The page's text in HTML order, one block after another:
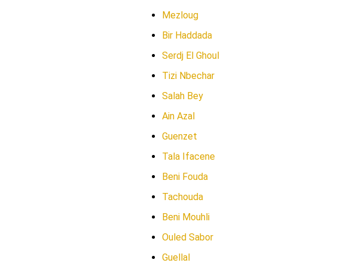
Mezloug
Bir Haddada
Serdj El Ghoul
Tizi Nbechar
Salah Bey
Ain Azal
Guenzet
Tala Ifacene
Beni Fouda
Tachouda
Beni Mouhli
Ouled Sabor
Guellal